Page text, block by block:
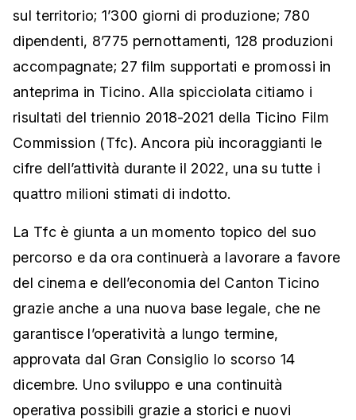
sul territorio; 1’300 giorni di produzione; 780
dipendenti, 8’775 pernottamenti, 128 produzioni
accompagnate; 27 film supportati e promossi in
anteprima in Ticino. Alla spicciolata citiamo i
risultati del triennio 2018-2021 della Ticino Film
Commission (Tfc). Ancora più incoraggianti le
cifre dell’attività durante il 2022, una su tutte i
quattro milioni stimati di indotto.
La Tfc è giunta a un momento topico del suo
percorso e da ora continuerà a lavorare a favore
del cinema e dell’economia del Canton Ticino
grazie anche a una nuova base legale, che ne
garantisce l’operatività a lungo termine,
approvata dal Gran Consiglio lo scorso 14
dicembre. Uno sviluppo e una continuità
operativa possibili grazie a storici e nuovi